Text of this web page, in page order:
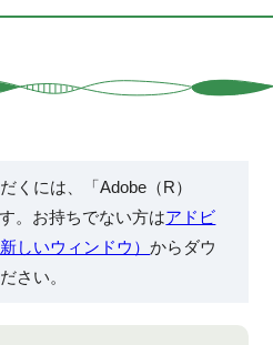
くには、「Adobe（R）
。お持ちでない方はアドビ
しいウィンドウ）からダウ
さい。